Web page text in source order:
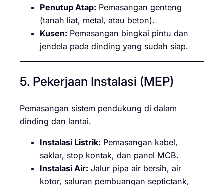
Penutup Atap: Pemasangan genteng
(tanah liat, metal, atau beton).
Kusen: Pemasangan bingkai pintu dan
jendela pada dinding yang sudah siap.
5. Pekerjaan Instalasi (MEP)
Pemasangan sistem pendukung di dalam
dinding dan lantai.
Instalasi Listrik: Pemasangan kabel,
saklar, stop kontak, dan panel MCB.
Instalasi Air: Jalur pipa air bersih, air
kotor, saluran pembuangan septictank,